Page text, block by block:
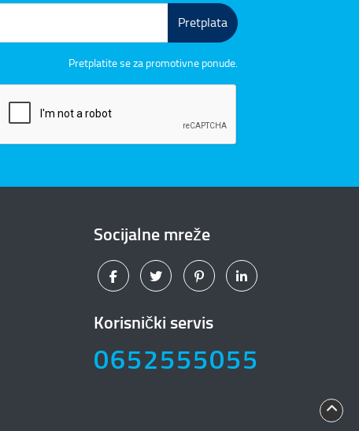
Pretplata
Pretplatite se za promotivne ponude.
Socijalne mreže
Korisnički servis
0652555055